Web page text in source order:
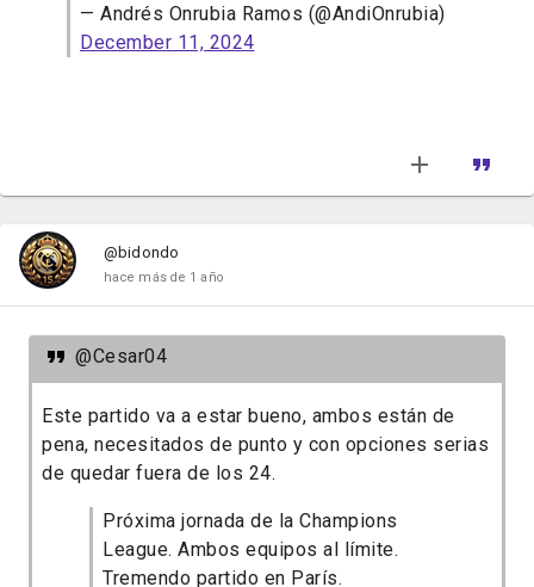
— Andrés Onrubia Ramos (@AndiOnrubia)
December 11, 2024
@bidondo
hace más de 1 año
@Cesar04
Este partido va a estar bueno, ambos están de
pena, necesitados de punto y con opciones serias
de quedar fuera de los 24.
Próxima jornada de la Champions
League. Ambos equipos al límite.
Tremendo partido en París.